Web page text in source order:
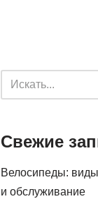
Свежие
Велосипеды:
и обслуживание